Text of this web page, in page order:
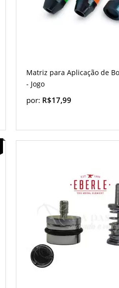
Matriz para Aplicação de
- Jogo
por: R$17,99